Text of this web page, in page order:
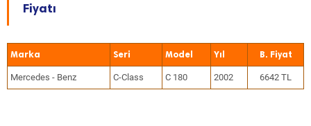
Fiyatı
Marka Seri Model Yıl
Mercedes - Benz C-Class C 180 2002 6642 TL